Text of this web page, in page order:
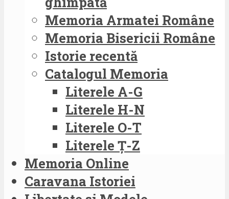
Memoria Armatei Române
Memoria Bisericii Române
Istorie recentă
Catalogul Memoria
Literele A-G
Literele H-N
Literele O-T
Literele Ț-Z
Memoria Online
Caravana Istoriei